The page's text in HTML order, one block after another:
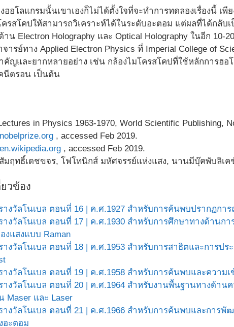
ฮอโลแกรมนั้นเขาเองก็ไม่ได้ตั้งใจที่จะทำการทดลองเรื่องนี้ เ
ครสโคปให้สามารถวิเคราะห์ได้ในระดับอะตอม แต่ผลที่ได้กลับ
น Electron Holography และ Optical Holography ในอีก 10-
ารย์ทาง Applied Electron Physics ที่ Imperial College of
คัญและยากหลายอย่าง เช่น กล้องไมโครสโคปที่ใช้หลักการฮ
นีตรอน เป็นต้น
in Physics 1963-1970, World Scientific Publishing,
, accessed Feb 2019.
, accessed Feb 2019.
ฤทธิ์เดชขจร, โฟโทนิกส์ มหัศจรรย์แห่งแสง, นานมีบุ๊คพับลิเค
วข้อง
างวัลโนเบล ตอนที่ 16 | ค.ศ.1927 สำหรับการค้นพบปรากฏกา
างวัลโนเบล ตอนที่ 17 | ค.ศ.1930 สำหรับการศึกษาทางด้านก
องแสงแบบ Raman
างวัลโนเบล ตอนที่ 18 | ค.ศ.1953 สำหรับการสาธิตและการปร
างวัลโนเบล ตอนที่ 19 | ค.ศ.1958 สำหรับการค้นพบและความ
างวัลโนเบล ตอนที่ 20 | ค.ศ.1964 สำหรับงานพื้นฐานทางด้า
Maser และ Laser
างวัลโนเบล ตอนที่ 21 | ค.ศ.1966 สำหรับการค้นพบและการ
อะตอม